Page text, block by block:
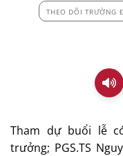
THEO DÕI TRƯỜNG
Tham dự buổi lễ
trưởng; PGS.TS